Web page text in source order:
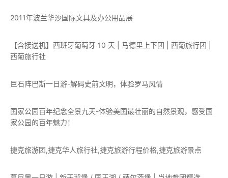
2011年波兰华沙国际文具及办公用品展
【含接送机】西班牙葡萄牙 10 天 | 马德里上下团 | 西葡旅行团 |
西葡旅行社
巨石阵巴斯一日游-解码史前文明，体验罗马风情
国家公园百年纪念全景九天-体验美国最壮丽的自然景观，感受国
家公园的百年魅力！
捷克旅游团,捷克华人旅行社,捷克旅游行程价格,捷克旅游景点